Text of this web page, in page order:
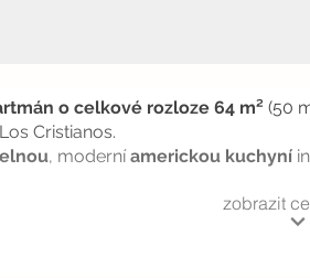
o celkové rozloze 64 m² (50
Cristianos.
, moderníamerickou kuchyní
zobrazit